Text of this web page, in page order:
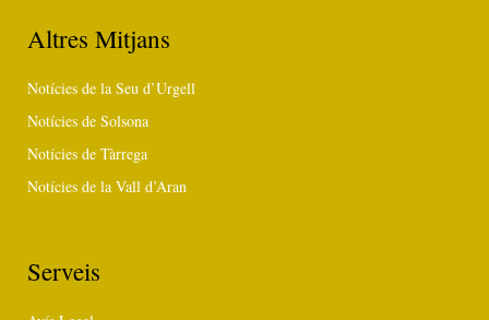
Altres Mitjans
Notícies de la Seu d’Urgell
Notícies de Solsona
Notícies de Tàrrega
Notícies de la Vall d’Aran
Serveis